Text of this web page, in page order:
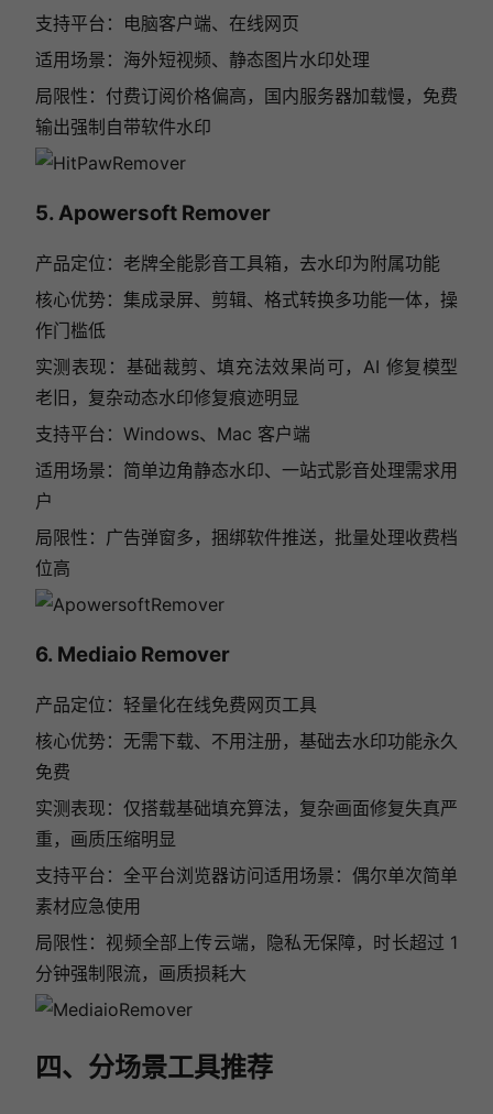
支持平台：电脑客户端、在线网页
适用场景：海外短视频、静态图片水印处理
局限性：付费订阅价格偏高，国内服务器加载慢，免费
输出强制自带软件水印
5. Apowersoft Remover
产品定位：老牌全能影音工具箱，去水印为附属功能
核心优势：集成录屏、剪辑、格式转换多功能一体，操
作门槛低
实测表现：基础裁剪、填充法效果尚可，AI 修复模型
老旧，复杂动态水印修复痕迹明显
支持平台：Windows、Mac 客户端
适用场景：简单边角静态水印、一站式影音处理需求用
户
局限性：广告弹窗多，捆绑软件推送，批量处理收费档
位高
6. Mediaio Remover
产品定位：轻量化在线免费网页工具
核心优势：无需下载、不用注册，基础去水印功能永久
免费
实测表现：仅搭载基础填充算法，复杂画面修复失真严
重，画质压缩明显
支持平台：全平台浏览器访问适用场景：偶尔单次简单
素材应急使用
局限性：视频全部上传云端，隐私无保障，时长超过 1
分钟强制限流，画质损耗大
四、分场景工具推荐